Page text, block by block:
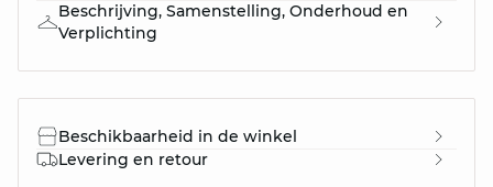
Beschrijving, Samenstelling, Onderhoud en
Verplichting
Beschikbaarheid in de winkel
Levering en retour